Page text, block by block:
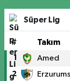
Süper Lig
# Takım
1 Amed
2